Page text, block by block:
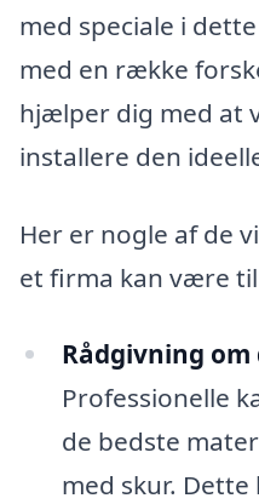
med speciale i
med en række
hjælper dig med at
installere den
Her er nogle af de
et firma kan være
Rådgivning
Professionelle
de bedste
med skur.